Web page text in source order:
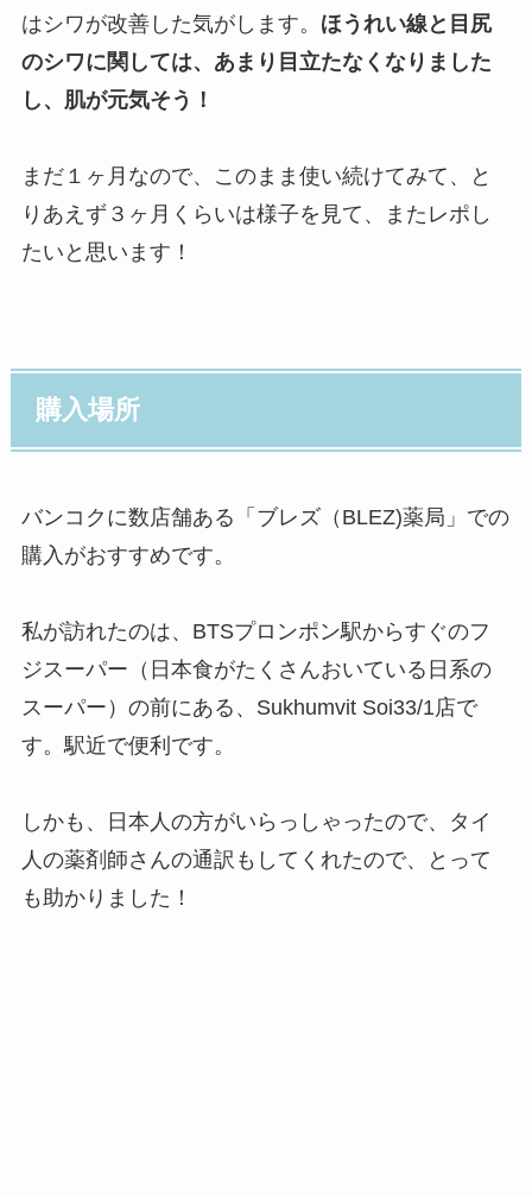
はシワが改善した気がします。 ほうれい線と目尻
のシワに関しては、あまり目立たなくなりました
し、肌が元気そう！
まだ１ヶ月なので、このまま使い続けてみて、と
りあえず３ヶ月くらいは様子を見て、またレポし
たいと思います！
購入場所
バンコクに数店舗ある「ブレズ（BLEZ)薬局」での
購入がおすすめです。
私が訪れたのは、BTSプロンポン駅からすぐのフ
ジスーパー（日本食がたくさんおいている日系の
スーパー）の前にある、Sukhumvit Soi33/1店で
す。駅近で便利です。
しかも、日本人の方がいらっしゃったので、タイ
人の薬剤師さんの通訳もしてくれたので、とって
も助かりました！